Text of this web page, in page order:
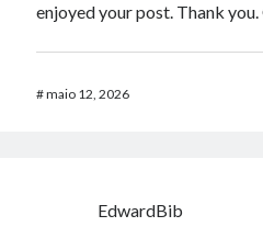
enjoyed your post. Thank
#maio 12, 2026
EdwardBib